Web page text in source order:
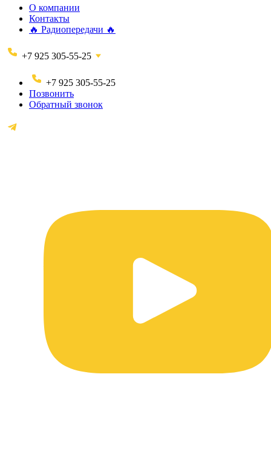
О компании
Контакты
🔥 Радиопередачи 🔥
+7 925 305-55-25
+7 925 305-55-25
Позвонить
Обратный звонок